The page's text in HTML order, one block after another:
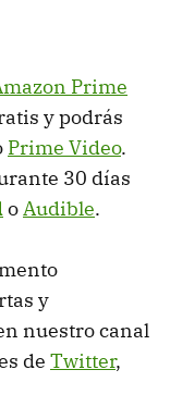
Prime
y podrás
Prime Video.
30 días
oAudible.
y
nuestro canal
de Twitter,